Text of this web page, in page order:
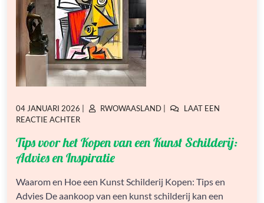
GEPLAATST
OP
04 JANUARI 2026
GEPLAATST
RWOWAASLAND
LAAT EEN
REACTIE ACHTEROP
VOOR
HET
KOPEN
EEN
KUNST
Tips voor het Kopen van een Kunst Schilderij:
Advies en Inspiratie
Waarom en Hoe een Kunst Schilderij Kopen: Tips en
Advies De aankoop van een kunst schilderij kan een